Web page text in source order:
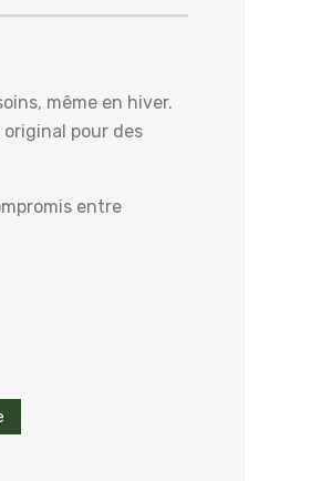
même en hiver.
pour des
entre